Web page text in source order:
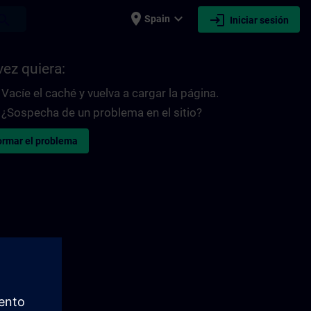
place Spain expand_more login Iniciar sesión
quiera:
Vacíe el caché y vuelva a cargar la página.
¿Sospecha de un problema en el sitio?
el problema